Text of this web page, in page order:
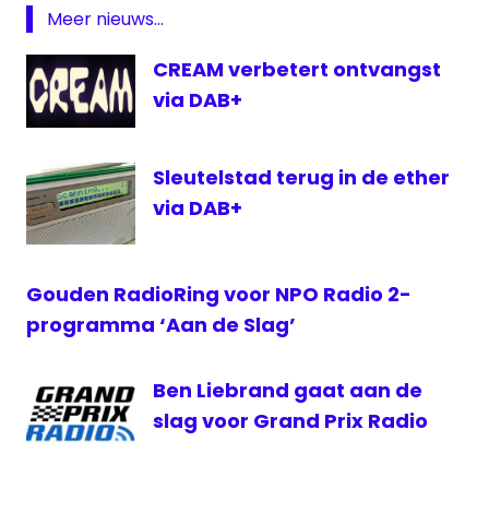
FMMeer nieuws...
CREAM verbetert ontvangst
via DAB+
Sleutelstad terug in de ether
via DAB+
Gouden RadioRing voor NPO Radio 2-
programma ‘Aan de Slag’
Ben Liebrand gaat aan de
slag voor Grand Prix Radio